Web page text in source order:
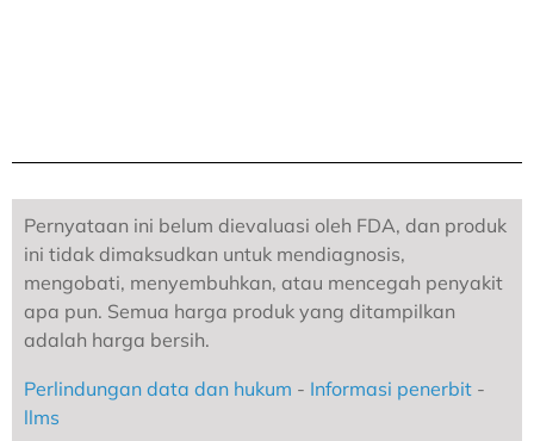
Pernyataan ini belum dievaluasi oleh FDA, dan produk
ini tidak dimaksudkan untuk mendiagnosis,
mengobati, menyembuhkan, atau mencegah penyakit
apa pun. Semua harga produk yang ditampilkan
adalah harga bersih.
Perlindungan data dan hukum - Informasi penerbit -
llms